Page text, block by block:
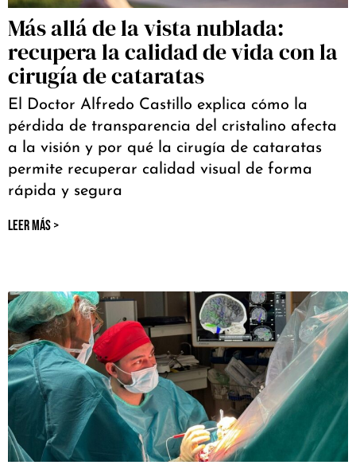
Más allá de la vista nublada:
recupera la calidad de vida con la
cirugía de cataratas
El Doctor Alfredo Castillo explica cómo la
pérdida de transparencia del cristalino afecta
a la visión y por qué la cirugía de cataratas
permite recuperar calidad visual de forma
rápida y segura
LEER MÁS >